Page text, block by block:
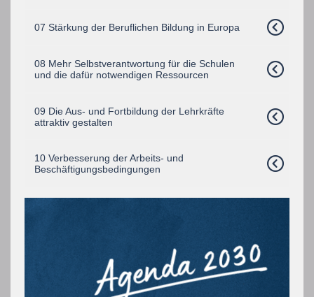
07 Stärkung der Beruflichen Bildung in Europa
08 Mehr Selbstverantwortung für die Schulen
und die dafür notwendigen Ressourcen
09 Die Aus- und Fortbildung der Lehrkräfte
attraktiv gestalten
10 Verbesserung der Arbeits- und
Beschäftigungsbedingungen